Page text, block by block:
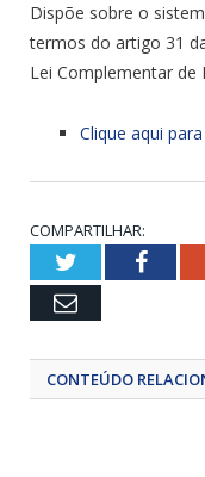
Dispõe sobre o
termos do artigo 31
Lei Complementar de
Clique aqui
COMPARTILHAR:
Twitter
Email
CONTEÚDO